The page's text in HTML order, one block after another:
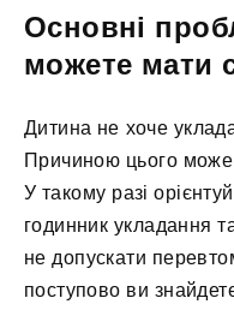
Основні
можете мати
Дитина не хоче
Причиною цього може
У такому разі
годинник укладання
не допускати
поступово ви